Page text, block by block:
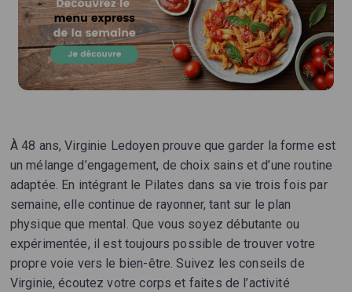
À 48 ans, Virginie Ledoyen prouve que garder la forme est
un mélange d’engagement, de choix sains et d’une routine
adaptée. En intégrant le Pilates dans sa vie trois fois par
semaine, elle continue de rayonner, tant sur le plan
physique que mental. Que vous soyez débutante ou
expérimentée, il est toujours possible de trouver votre
propre voie vers le bien-être. Suivez les conseils de
Virginie, écoutez votre corps et faites de l’activité